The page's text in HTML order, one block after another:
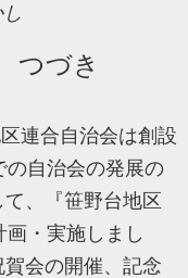
つづき
連合自治会は創設
の自治会の発展の
、『笹野台地区
・実施しまし
会の開催、記念